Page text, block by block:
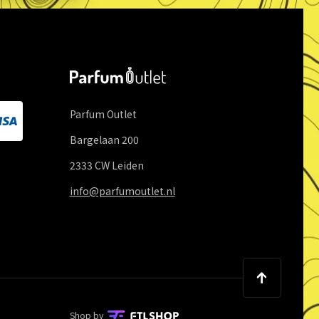
Parfum Outlet
Bargelaan 200
2333 CW Leiden
info@parfumoutlet.nl
Shop by